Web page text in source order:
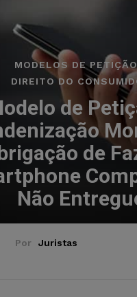
MODELOS DE PETIÇÃO
DIREITO DO
de
de
Não
Por Juristas